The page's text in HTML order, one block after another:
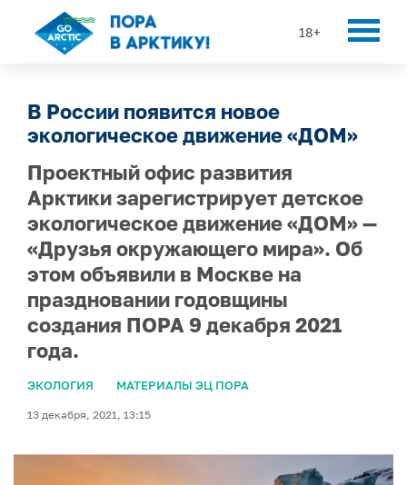
18+
В России появится новое
экологическое движение «ДОМ»
Проектный офис развития
Арктики зарегистрирует детское
экологическое движение «ДОМ» —
«Друзья окружающего мира». Об
этом объявили в Москве на
праздновании годовщины
создания ПОРА 9 декабря 2021
года.
ЭКОЛОГИЯ МАТЕРИАЛЫ ЭЦ ПОРА
13 декабря, 2021, 13:15